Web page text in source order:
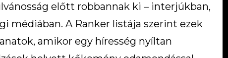
előtt robbannak ki – interjúkban,
médiában. A Ranker listája szerint ezek
amikor egy híresség nyíltan